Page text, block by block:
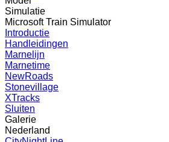
Simulatie
Microsoft Train Simulator
Introductie
Handleidingen
Marnelijn
Marnetime
NewRoads
Stonevillage
XTracks
Sluiten
Galerie
Nederland